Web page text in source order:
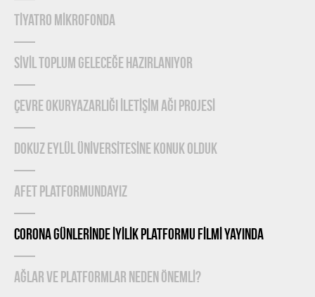
TİYATRO MİKROFONDA
SİVİL TOPLUM GELECEĞE HAZIRLANIYOR
ÇEVRE OKURYAZARLIĞI İLETİŞİM AĞI PROJESİ
DOKUZ EYLÜL ÜNİVERSİTESİNE KONUK OLDUK
AFET PLATFORMUNDAYIZ
CORONA GÜNLERİNDE İYİLİK PLATFORMU FİLMİ YAYINDA
Ağlar ve Platformlar Neden Önemlİ?